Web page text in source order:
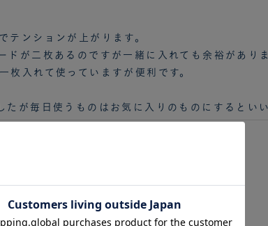
テンションが上がります。
が二枚あるのですが一緒に入れても余裕がありま
枚入れて使っていますが便利です。
が毎日使うものはお気に入りのものにするとい